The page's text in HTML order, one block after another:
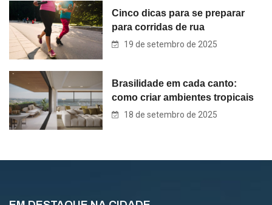
Cinco dicas para se preparar
para corridas de rua
19 de setembro de 2025
Brasilidade em cada canto:
como criar ambientes tropicais
18 de setembro de 2025